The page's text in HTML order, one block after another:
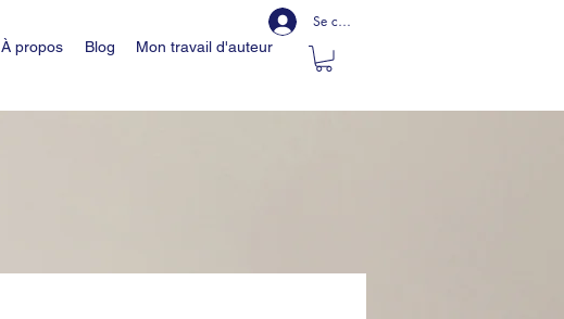
À propos Blog Mon travail d'auteur
Se connecter